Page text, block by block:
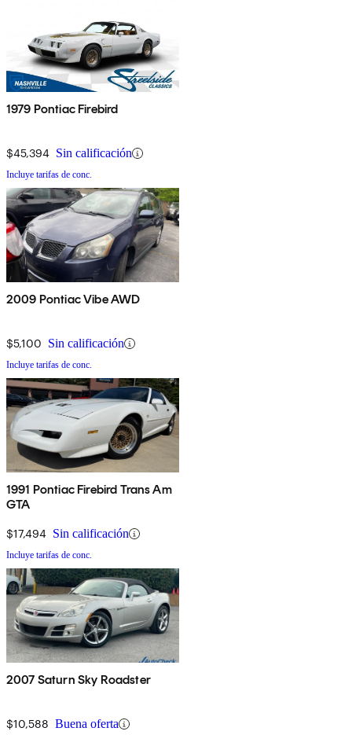
1979 Pontiac Firebird
$45,394 Sin calificación
Incluye tarifas de conc.
2009 Pontiac Vibe AWD
$5,100 Sin calificación
Incluye tarifas de conc.
1991 Pontiac Firebird Trans Am
GTA
$17,494 Sin calificación
Incluye tarifas de conc.
2007 Saturn Sky Roadster
$10,588 Buena oferta